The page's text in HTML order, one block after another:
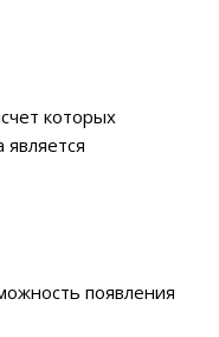
которых
появления